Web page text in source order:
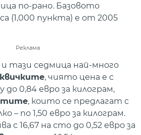
по-рано. Базовото
(1,000 пункта) е от 2005
Реклама
и тази седмица най-много
, чиято цена е с
до 0,84 евро за килограм,
, които се предлагат с
– по 1,50 евро за килограм.
с 16,67 на сто до 0,52 евро за